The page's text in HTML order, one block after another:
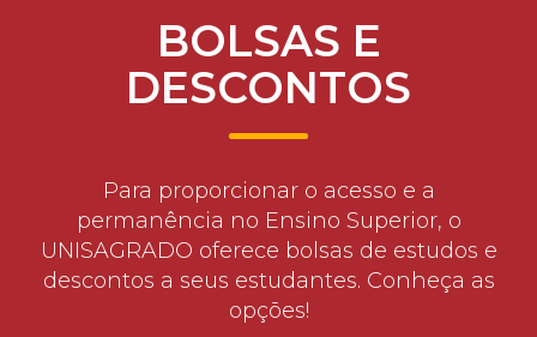
BOLSAS E
DESCONTOS
Para proporcionar o acesso e a
permanência no Ensino Superior, o
UNISAGRADO oferece bolsas de estudos e
descontos a seus estudantes. Conheça as
opções!